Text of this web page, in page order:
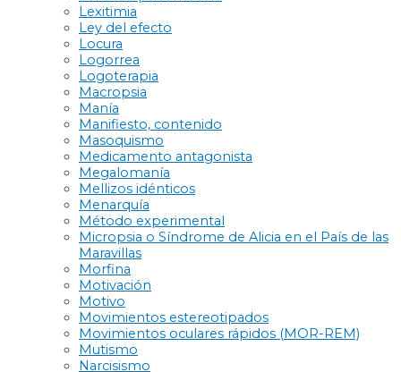
Lexitimia
Ley del efecto
Locura
Logorrea
Logoterapia
Macropsia
Manía
Manifiesto, contenido
Masoquismo
Medicamento antagonista
Megalomanía
Mellizos idénticos
Menarquía
Método experimental
Micropsia o Síndrome de Alicia en el País de las
Maravillas
Morfina
Motivación
Motivo
Movimientos estereotipados
Movimientos oculares rápidos (MOR-REM)
Mutismo
Narcisismo